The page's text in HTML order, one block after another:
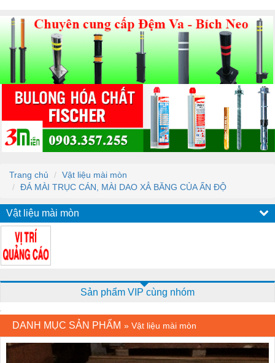
Trang chủ
Vật liệu mài mòn
ĐÁ MÀI TRỤC CÁN, MÀI DAO XẲ BĂNG CỦA ẤN ĐỘ
Vật liệu mài mòn
Sản phẩm VIP cùng nhóm
DANH MỤC SẢN PHẨM » Vật liệu mài mòn